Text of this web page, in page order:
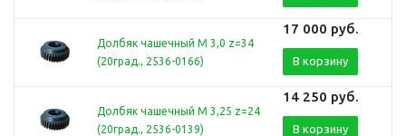
Долбяк чашечный М 3,0 z=34
(20град., 2536-0166)
17 000 руб.
В корзину
Долбяк чашечный М 3,25 z=24
(20град., 2536-0139)
14 250 руб.
В корзину